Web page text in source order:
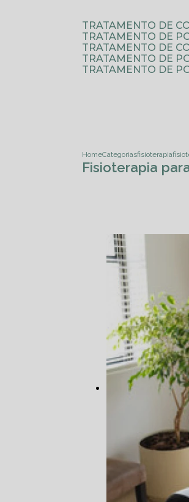
TRATAMENTO DE
TRATAMENTO DE
TRATAMENTO DE
TRATAMENTO DE
TRATAMENTO DE
HomeCategoriasfisioterapia
Fisioterapia